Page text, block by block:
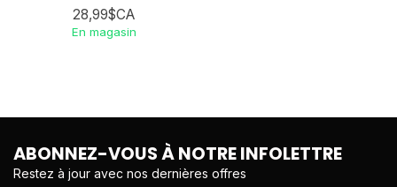
28,99$CA
En magasin
ABONNEZ-VOUS À NOTRE INFOLETTRE
Restez à jour avec nos dernières offres